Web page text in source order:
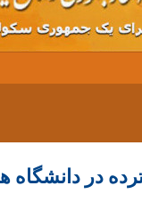
در دانشگاه